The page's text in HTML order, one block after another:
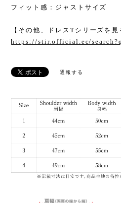
フィット感：ジャストサイズ
【その他、ドレスTシリーズを見
https://stir.official.ec/
通報する